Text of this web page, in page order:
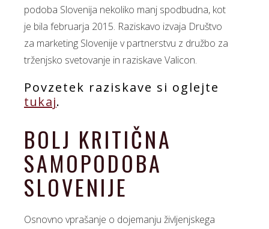
podoba Slovenija nekoliko manj spodbudna, kot
je bila februarja 2015. Raziskavo izvaja Društvo
za marketing Slovenije v partnerstvu z družbo za
trženjsko svetovanje in raziskave Valicon.
Povzetek raziskave si oglejte
tukaj.
BOLJ KRITIČNA
SAMOPODOBA
SLOVENIJE
Osnovno vprašanje o dojemanju življenjskega